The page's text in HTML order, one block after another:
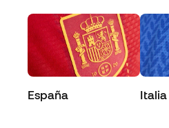
España Italia